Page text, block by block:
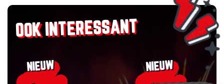
OOK INTERESSANT
NIEUW NIEUW